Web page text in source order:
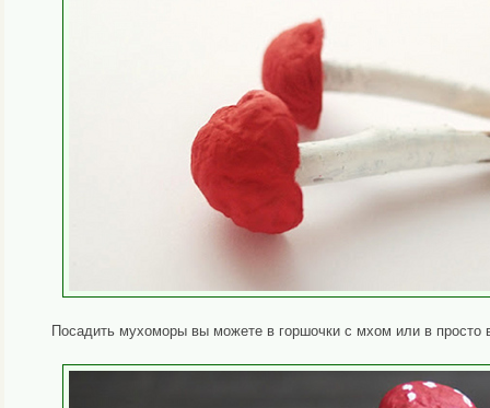
Посадить мухоморы вы можете в горшочки с мхом или в просто